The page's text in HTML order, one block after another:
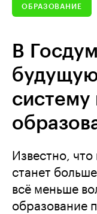
ОБРАЗОВАНИЕ
В
систему
Известно,
станет
всё меньше
образование